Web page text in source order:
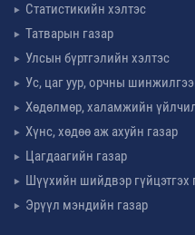
Статистикийн хэлтэс
Татварын газар
Улсын бүртгэлийн хэлтэс
Ус, цаг уур, орчны
Хөдөлмөр, халамжийн
Хүнс, хөдөө аж ахуйн газар
Цагдаагийн газар
Шүүхийн шийдвэр гүйцэтгэх
Эрүүл мэндийн газар